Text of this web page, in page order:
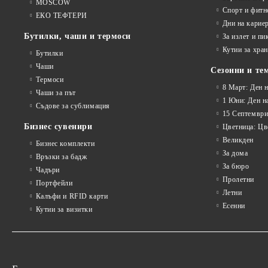
MOSCOW
ЕКО ТЕФТЕРИ
Бутилки, чаши и термоси
Бутилки
Чаши
Термоси
Чаши за път
Съдове за сублимация
Бизнес сувенири
Бизнес комплекти
Връзки за бадж
Чадъри
Портфейли
Калъфи и RFID карти
Кутии за визитки
Спорт и
Дни на
За излет и
Кутии за
Сезонни и
8 Март: Ден
1 Юни: Ден
15
Цветница:
Великден
За дома
За бюро
Пролетни
Летни
Есенни